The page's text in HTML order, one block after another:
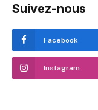
Suivez-nous
Facebook
Instagram